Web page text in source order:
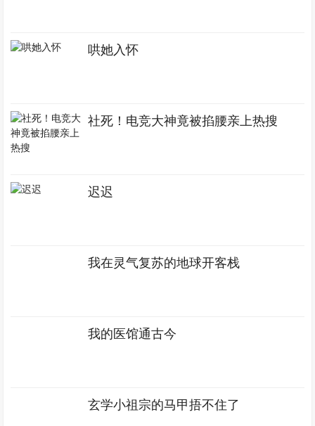
哄她入怀
社死！电竞大神竟被掐腰亲上热搜
迟迟
我在灵气复苏的地球开客栈
我的医馆通古今
玄学小祖宗的马甲捂不住了